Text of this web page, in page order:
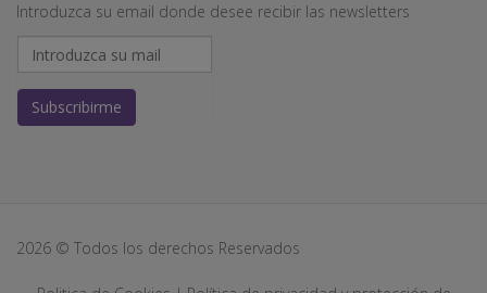
Introduzca su email donde desee recibir las newsletters
Subscribirme
2026 © Todos los derechos Reservados